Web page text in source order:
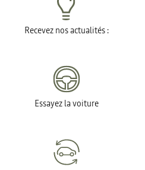
Recevez nos actualités :
Essayez la voiture